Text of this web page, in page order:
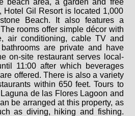
beach area, a garden and free
Hotel Gil Resort is located 1,000
Beach. It also features a
rooms offer simple décor with
air conditioning, cable TV and
are private and have
on-site restaurant serves local-
11:00 after which beverages
offered. There is also a variety
within 650 feet. Tours to
de las Flores Lagoon and
be arranged at this property, as
as diving, hiking and fishing.